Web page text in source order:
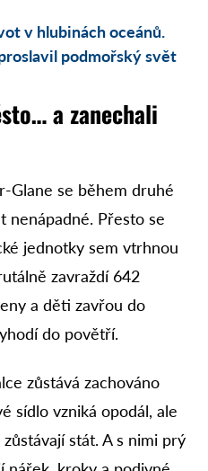
v hlubinách oceánů.
podmořský svět
a zanechali
Glane se během druhé
nenápadné. Přesto se
jednotky sem vtrhnou
zavraždí 642
a děti zavřou do
do povětří.
zůstává zachováno
sídlo vzniká opodál, ale
stát. A s nimi prý